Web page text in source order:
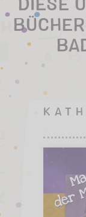
DIESE